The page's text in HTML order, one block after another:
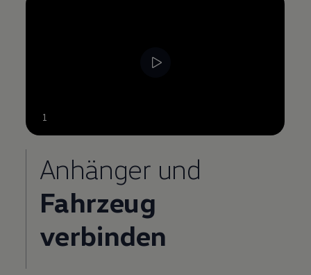
Verbleibende Zeit, --:--
1
Anhänger und
Fahrzeug
verbinden